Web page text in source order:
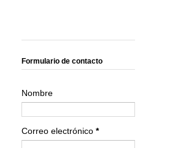
Formulario de contacto
Nombre
Correo electrónico *